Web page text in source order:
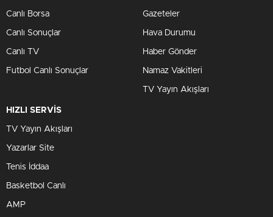
Canlı Borsa
Canlı Sonuçlar
Canlı TV
Futbol Canlı Sonuçlar
Gazeteler
Hava Durumu
Haber Gönder
Namaz Vakitleri
TV Yayın Akışları
HIZLI SERVİS
TV Yayın Akışları
Yazarlar Site
Tenis İddaa
Basketbol Canlı
AMP